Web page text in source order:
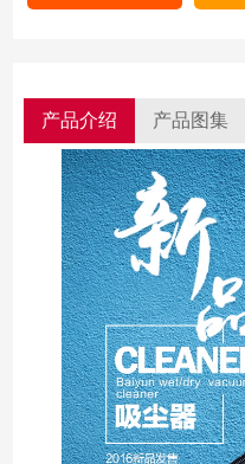
产品介绍 产品图集